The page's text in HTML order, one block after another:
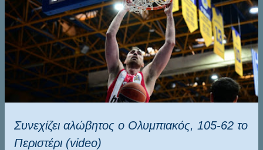
Συνεχίζει αλώβητος ο Ολυμπιακός, 105-62 το
Περιστέρι (video)